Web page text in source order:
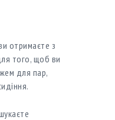
отримаєте з
того, щоб ви
для пар,